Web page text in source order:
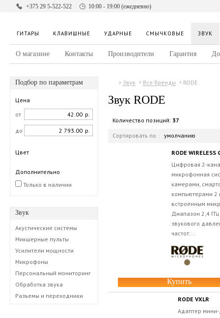
+375 29 5-522-522 10:00 - 19:00 (ежедневно)
ГИТАРЫ КЛАВИШНЫЕ УДАРНЫЕ СМЫЧКОВЫЕ ЗВУК
О магазине Контакты Производители Гарантия
Подбор по параметрам
Цена
от
р.
до р.
Цвет
Дополнительно
Только в наличии
Звук
Акустические системы
Микшерные пульты
Усилители мощности
Микрофоны
Персональный мониторинг
Обработка звука
Разъемы и переходники
Звук Все бренды RODE
Звук RODE
Количество позиций: 37
Сортировать по : умолчанию
RODE WIRELESS
Цифровая 2-
микрофонная
камерами,
компьютерами 2
встроенным
Диапазон 2,4
звукового
частот:...
Купить
RODE VXLR
Адаптер